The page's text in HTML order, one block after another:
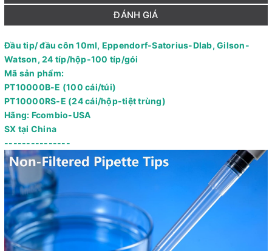
ĐÁNH GIÁ
Đầu tip/ đầu côn 10ml, Eppendorf-Satorius-Dlab, Gilson-
Watson, 24 típ/hộp-100 típ/gói
Mã sản phẩm:
PT10000B-E (100 cái/túi)
PT10000RS-E (24 cái/hộp-tiệt trùng)
Hãng: Fcombio-USA
SX tại China
---------------